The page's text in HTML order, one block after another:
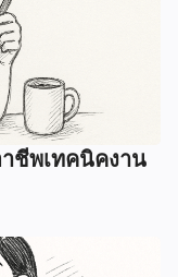
ชีพเทคนิคงาน